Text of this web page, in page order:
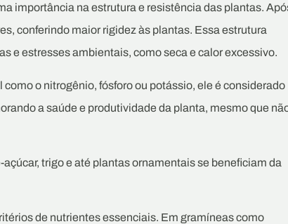
importância na estrutura e resistência das plantas.
conferindo maior rigidez às plantas. Essa estrutura
e estresses ambientais, como seca e calor excessivo.
o nitrogênio, fósforo ou potássio, ele é considerado
a saúde e produtividade da planta, mesmo que
trigo e até plantas ornamentais se beneficiam da
de nutrientes essenciais. Em gramíneas como